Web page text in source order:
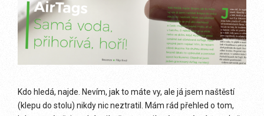
Kdo hledá, najde. Nevím, jak to máte vy, ale já jsem naštěstí
(klepu do stolu) nikdy nic neztratil. Mám rád přehled o tom,